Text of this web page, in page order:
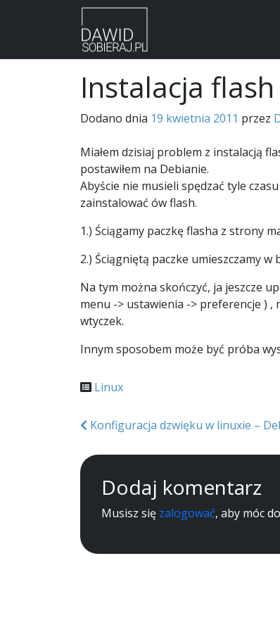
Instalacja
Dodano dnia 19 kwietnia 2011 przez
Miałem dzisiaj problem z instalacją
postawiłem na Debianie.
Abyście nie musieli spędzać tyle
zainstalować ów flash.
1.) Ściągamy paczkę flasha z strony
2.) Ściągniętą paczke umieszczamy
Na tym można skończyć, ja jeszcze
menu -> ustawienia -> preferencje )
wtyczek.
Innym sposobem może być próba
Linux
Nawigacja
wpisu
Konfiguracja dzwięku w linuxie –
Dodaj komentarz
Musisz się zalogować, aby móc